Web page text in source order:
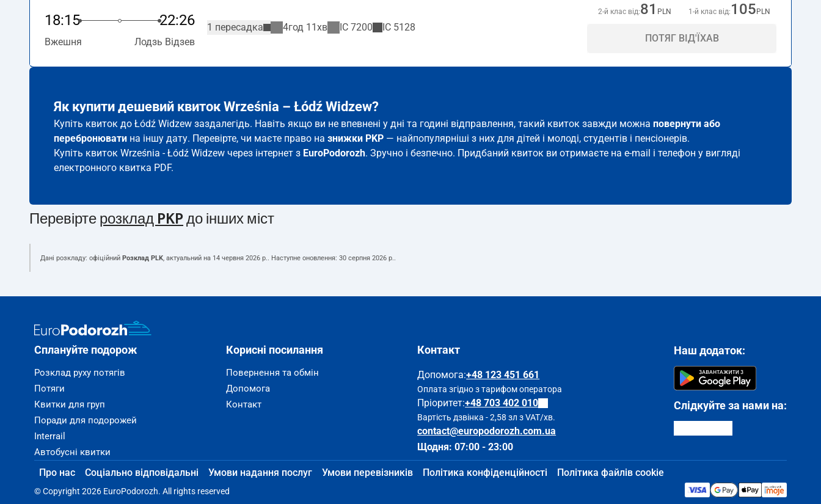
18:15 22:26
Вжешня Лодзь Відзев
1 пересадка 4год 11хв IC 7200 IC 5128
2-й клас від:81 PLN 1-й клас від: 105 PLN
ПОТЯГ ВІД'ЇХАВ
Як купити дешевий квиток Września – Łódź Widzew?
Купіть квиток до Łódź Widzew заздалегідь. Навіть якщо ви не впевнені у дні та годині відправлення, такий квиток завжди можна повернути або
перебронювати на іншу дату. Перевірте, чи маєте право на знижки PKP — найпопулярніші з них для дітей і молоді, студентів і пенсіонерів.
Купіть квиток Września - Łódź Widzew через інтернет з EuroPodorozh. Зручно і безпечно. Придбаний квиток ви отримаєте на e-mail і телефон у вигляді
електронного квитка PDF.
Перевірте розклад PKP до інших міст
Дані розкладу: офіційний Розклад PLK, актуальний на 14 червня 2026 р.. Наступне оновлення: 30 серпня 2026 р..
Сплануйте подорож
Розклад руху потягів
Потяги
Квитки для груп
Поради для подорожей
Interrail
Автобусні квитки
Корисні посилання
Повернення та обмін
Допомога
Контакт
Контакт
Допомога:+48 123 451 661
Оплата згідно з тарифом оператора
Пріоритет:+48 703 402 010
Вартість дзвінка - 2,58 зл з VAT/хв.
contact@europodorozh.com.ua
Щодня: 07:00 - 23:00
Наш додаток:
Слідкуйте за нами на:
Про нас Соціально відповідальні Умови надання послуг Умови перевізників Політика конфіденційності Політика файлів cookie
© Copyright 2026 EuroPodorozh. All rights reserved